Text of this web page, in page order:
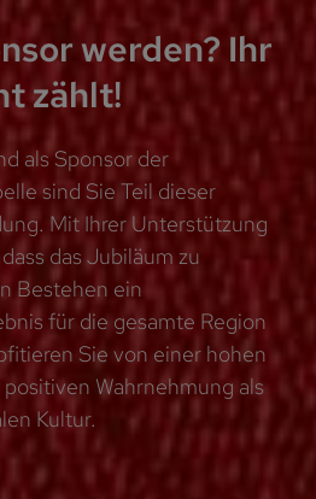
werden? Ihr
zählt!
als Sponsor der
sind Sie Teil dieser
Mit Ihrer Unterstützung
das Jubiläum zu
Bestehen ein
für die gesamte Region
Sie von einer hohen
Wahrnehmung als
Kultur.